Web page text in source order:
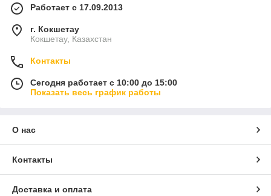
Работает с 17.09.2013
г. Кокшетау
Кокшетау, Казахстан
Контакты
Сегодня работает с 10:00 до 15:00
Показать весь график работы
О нас
Контакты
Доставка и оплата